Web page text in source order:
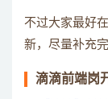
不过大家最好
新，尽量补充
滴滴前端岗